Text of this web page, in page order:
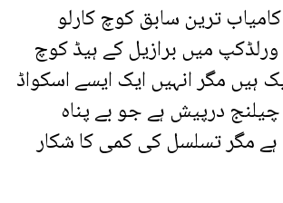
ترین سابق کوچ کارلو
میں برازیل کے ہیڈ کوچ
ہیں مگر انہیں ایک ایسے اسکواڈ
چیلنج درپیش ہے جو بے پناہ
ہے مگر تسلسل کی کمی کا شکار